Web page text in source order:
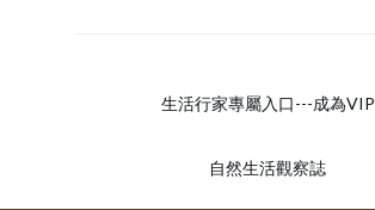
生活行家專屬入口---成為VIP
自然生活觀察誌